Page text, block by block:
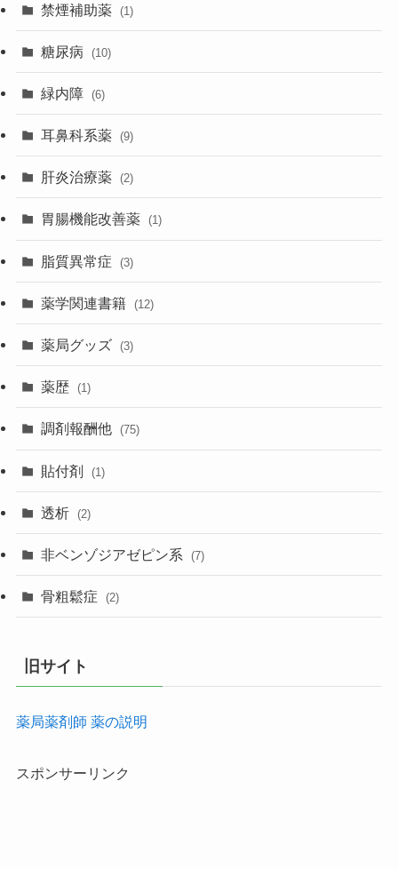
禁煙補助薬 (1)
糖尿病 (10)
緑内障 (6)
耳鼻科系薬 (9)
肝炎治療薬 (2)
胃腸機能改善薬 (1)
脂質異常症 (3)
薬学関連書籍 (12)
薬局グッズ (3)
薬歴 (1)
調剤報酬他 (75)
貼付剤 (1)
透析 (2)
非ベンゾジアゼピン系 (7)
骨粗鬆症 (2)
旧サイト
薬局薬剤師 薬の説明
スポンサーリンク